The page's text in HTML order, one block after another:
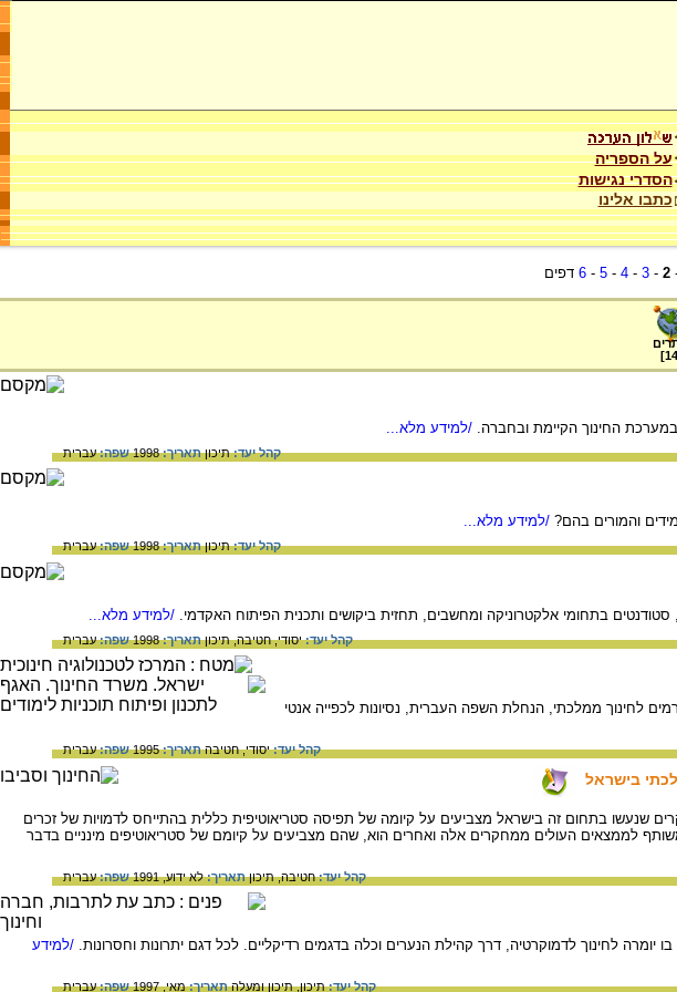
על הספריה
הסדרי נגישות
כתבו אלינו
2
-
3
-
4
-
5
-
6 דפים
14
]
החינוך הקיימת ובחברה. /למידע מלא...
קהל יעד:תיכוןתאריך:1998 שפה:עברית
והמורים בהם? /למידע מלא...
קהל יעד:תיכוןתאריך:1998 שפה:עברית
בתחומי אלקטרוניקה ומחשבים, תחזית ביקושים ותכנית הפיתוח האקדמי. /למידע מלא...
קהל יעד:יסודי,חטיבה,תיכוןתאריך:1998 שפה:עברית
לחינוך ממלכתי, הנחלת השפה העברית, נסיונות לכפייה אנטי
קהל יעד:יסודי,חטיבהתאריך:1995 שפה:עברית
שנעשו בתחום זה בישראל מצביעים על קיומה של תפיסה סטריאוטיפית כללית בהתייחס לדמויות של זכרים
לממצאים העולים ממחקרים אלה ואחרים הוא, שהם מצביעים על קיומם של סטריאוטיפים מינניים בדבר
קהל יעד:חטיבה,תיכוןתאריך:לא ידוע, 1991 שפה:עברית
לחינוך לדמוקרטיה, דרך קהילת הנערים וכלה בדגמים רדיקליים. לכל דגם יתרונות וחסרונות. /למידע
קהל יעד:תיכון,תיכון ומעלהתאריך:מאי, 1997 שפה:עברית